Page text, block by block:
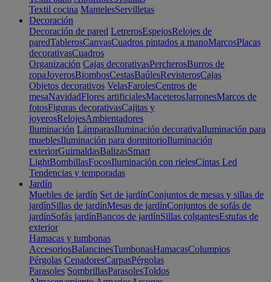
Textil cocina MantelesServilletas
Decoración
Decoración de pared LetrerosEspejosRelojes de
paredTablerosCanvasCuadros pintados a manoMarcosPlacas
decorativasCuadros
Organización Cajas decorativasPercherosBurros de
ropaJoyerosBiombosCestasBaúlesRevisterosCajas
Objetos decorativos VelasFarolesCentros de
mesaNavidadFlores artificialesMaceterosJarronesMarcos de
fotosFiguras decorativasCajitas y
joyerosRelojesAmbientadores
Iluminación LámparasIluminación decorativaIluminación para
mueblesIluminación para dormitorioIluminación
exteriorGuirnaldasBalizasSmart
LightBombillasFocosIluminación con rielesCintas Led
Tendencias y temporadas
Jardín
Muebles de jardín Set de jardínConjuntos de mesas y sillas de
jardínSillas de jardínMesas de jardínConjuntos de sofás de
jardínSofás jardínBancos de jardínSillas colgantesEstufas de
exterior
Hamacas y tumbonas
AccesoriosBalancinesTumbonasHamacasColumpios
Pérgolas CenadoresCarpasPérgolas
Parasoles SombrillasParasolesToldos